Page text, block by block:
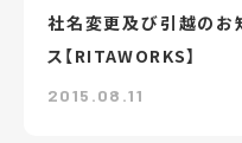
社名変更及び引越のお
ス【RITAWORKS】
2015.08.11